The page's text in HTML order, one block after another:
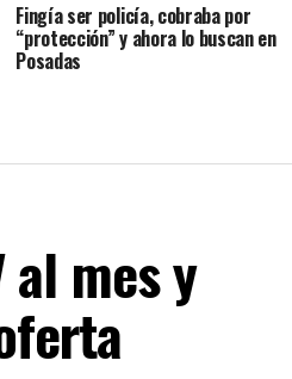
Fingía ser policía, cobraba por
“protección” y ahora lo buscan en
Posadas
al mes y